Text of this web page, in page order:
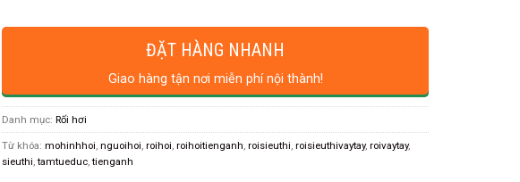
ĐẶT HÀNG NHANH
Giao hàng tận nơi miễn phí nội thành!
Danh mục:Rối hơi
Từ khóa:mohinhhoi ,nguoihoi ,roihoi ,roihoitienganh ,roisieuthi ,roisieuthivaytay,roivaytay,
sieuthi ,tamtueduc ,tienganh